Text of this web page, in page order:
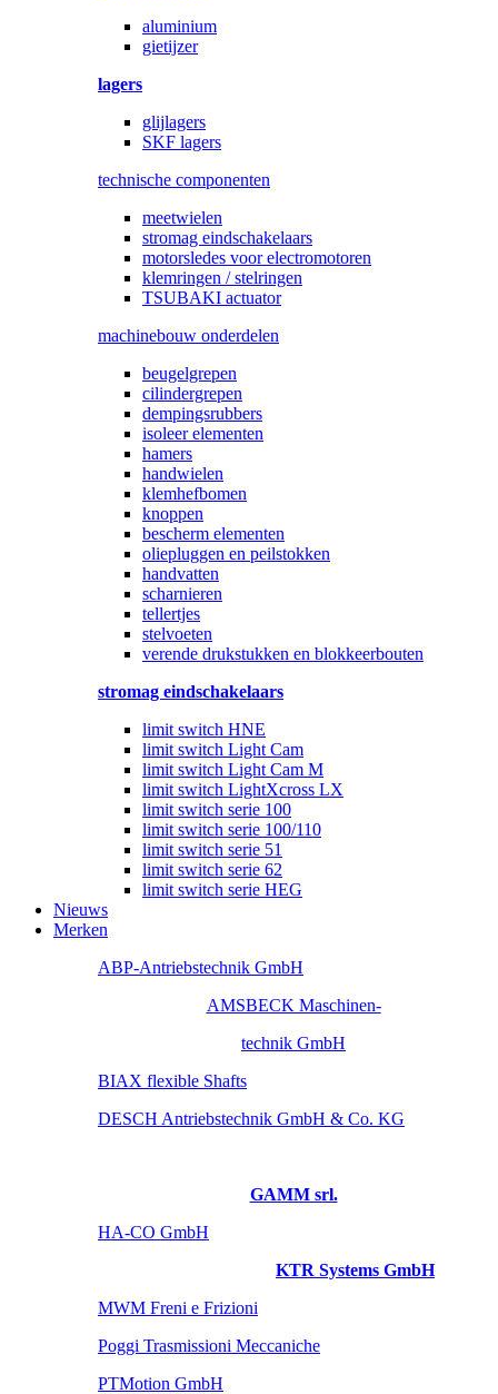
aluminium
gietijzer
lagers
glijlagers
SKF lagers
technische componenten
meetwielen
stromag eindschakelaars
motorsledes voor electromotoren
klemringen / stelringen
TSUBAKI actuator
machinebouw onderdelen
beugelgrepen
cilindergrepen
dempingsrubbers
isoleer elementen
hamers
handwielen
klemhefbomen
knoppen
bescherm elementen
oliepluggen en peilstokken
handvatten
scharnieren
tellertjes
stelvoeten
verende drukstukken en blokkeerbouten
stromag eindschakelaars
limit switch HNE
limit switch Light Cam
limit switch Light Cam M
limit switch LightXcross LX
limit switch serie 100
limit switch serie 100/110
limit switch serie 51
limit switch serie 62
limit switch serie HEG
Nieuws
Merken
ABP-Antriebstechnik GmbH
AMSBECK Maschinen-
technik GmbH
BIAX flexible Shafts
DESCH Antriebstechnik GmbH & Co. KG
GAMM srl.
HA-CO GmbH
KTR Systems GmbH
MWM Freni e Frizioni
Poggi Trasmissioni Meccaniche
PTMotion GmbH